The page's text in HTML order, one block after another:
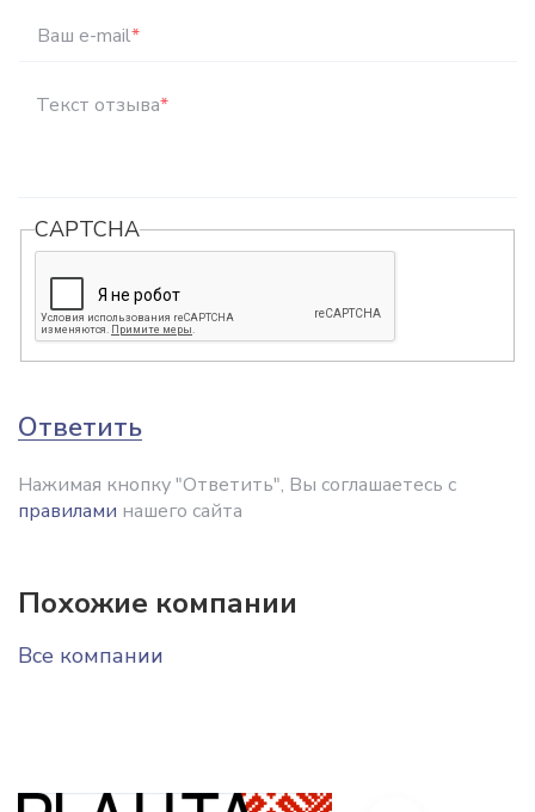
Ваш e-mail*
Текст отзыва*
CAPTCHA
Ответить
Нажимая кнопку "Ответить", Вы соглашаетесь с
правилами нашего сайта
Похожие компании
Все компании